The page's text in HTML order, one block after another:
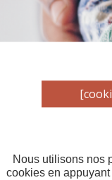
Dénivelé
+ 9.050 m/-
Nous utilisons nos
cookies en